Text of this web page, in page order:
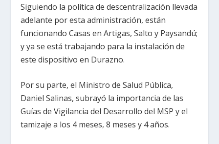
Siguiendo la política de descentralización llevada
adelante por esta administración, están
funcionando Casas en Artigas, Salto y Paysandú;
y ya se está trabajando para la instalación de
este dispositivo en Durazno.
Por su parte, el Ministro de Salud Pública,
Daniel Salinas, subrayó la importancia de las
Guías de Vigilancia del Desarrollo del MSP y el
tamizaje a los 4 meses, 8 meses y 4 años.